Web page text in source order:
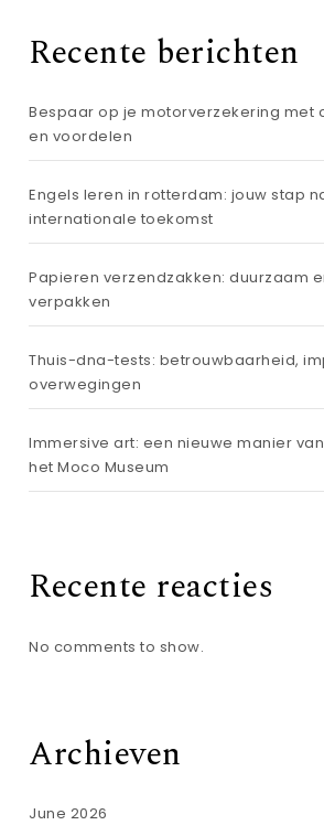
Recente berichten
Bespaar op je motorverzekering met
en voordelen
Engels leren in rotterdam: jouw stap
internationale toekomst
Papieren verzendzakken: duurzaam
verpakken
Thuis-dna-tests: betrouwbaarheid,
overwegingen
Immersive art: een nieuwe manier
het Moco Museum
Recente reacties
No comments to show.
Archieven
June 2026